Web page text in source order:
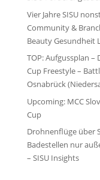
Vier Jahre SISU
Community &
Beauty Gesundheit
TOP: Aufgussplan
Cup Freestyle –
Osnabrück
Upcoming: MCC
Cup
Drohnenflüge über
Badestellen nur
– SISU Insights